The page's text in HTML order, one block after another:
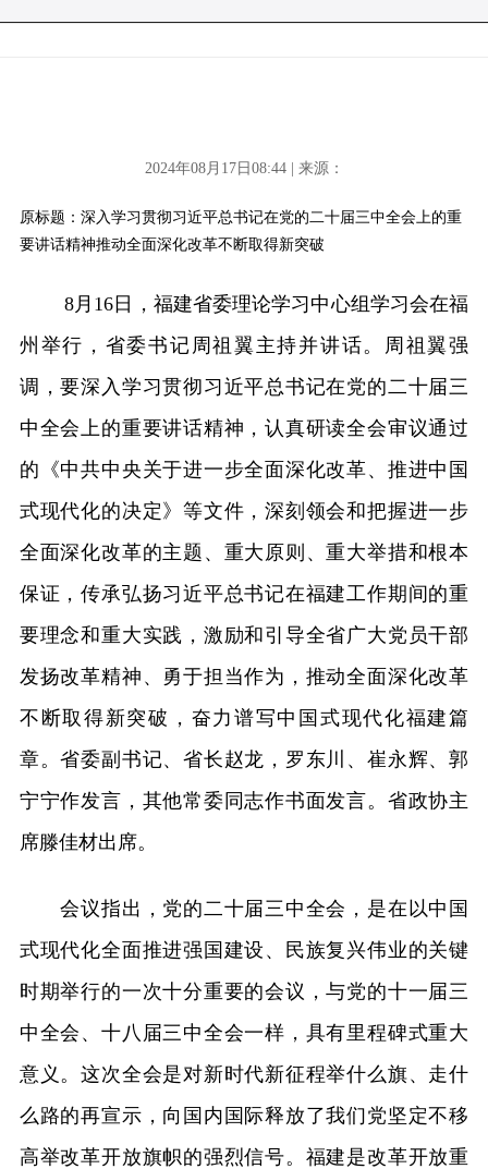
2024年08月17日08:44 | 来源：
原标题：深入学习贯彻习近平总书记在党的二十届三中全会上的重
要讲话精神推动全面深化改革不断取得新突破
8月16日，福建省委理论学习中心组学习会在福
州举行，省委书记周祖翼主持并讲话。周祖翼强
调，要深入学习贯彻习近平总书记在党的二十届三
中全会上的重要讲话精神，认真研读全会审议通过
的《中共中央关于进一步全面深化改革、推进中国
式现代化的决定》等文件，深刻领会和把握进一步
全面深化改革的主题、重大原则、重大举措和根本
保证，传承弘扬习近平总书记在福建工作期间的重
要理念和重大实践，激励和引导全省广大党员干部
发扬改革精神、勇于担当作为，推动全面深化改革
不断取得新突破，奋力谱写中国式现代化福建篇
章。省委副书记、省长赵龙，罗东川、崔永辉、郭
宁宁作发言，其他常委同志作书面发言。省政协主
席滕佳材出席。
会议指出，党的二十届三中全会，是在以中国
式现代化全面推进强国建设、民族复兴伟业的关键
时期举行的一次十分重要的会议，与党的十一届三
中全会、十八届三中全会一样，具有里程碑式重大
意义。这次全会是对新时代新征程举什么旗、走什
么路的再宣示，向国内国际释放了我们党坚定不移
高举改革开放旗帜的强烈信号。福建是改革开放重